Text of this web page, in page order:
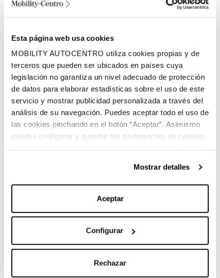
Esta página web usa cookies
MOBILITY AUTOCENTRO utiliza cookies propias y de
terceros que pueden ser ubicados en países cuya
legislación no garantiza un nivel adecuado de protección
de datos para elaborar estadísticas sobre el uso de este
servicio y mostrar publicidad personalizada a través del
análisis de su navegación. Puedes aceptar todo el uso de
las cookies pinchando en el botón “Aceptar”. Asimismo
puedes configurar y guardar tus preferencias de cookies
información sobre el uso de cookies y sus derechos vea
nuestraPolítica de Cookies.
Mostrar detalles
Aceptar
Configurar
Rechazar
Por
Entrada 11.024,47 €. Cuota final 31.861,87 €¹Mercedes-
PVP 55.122,36 €. TIN 8,75 % | TAE 10,22 % Importe a
financiar: 44.097,89 €. Comisión de apertura: 2,99 % (1.318,53
€). Plazo: 49 meses (15.000 km/año). Importe total adeudado:
crédito: 14.973,71 € (intereses: 13.655,18 €). Válido hasta
30/09/2026 (solicitudes hasta 15/10/2026, contratos hasta
30/11/2026). Permanencia mínima: 24 meses. Derecho de
Probar vehículo